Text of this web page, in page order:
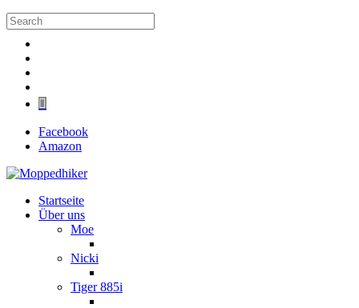
Facebook
Amazon
Startseite
Über uns
Moe
Nicki
Tiger 885i